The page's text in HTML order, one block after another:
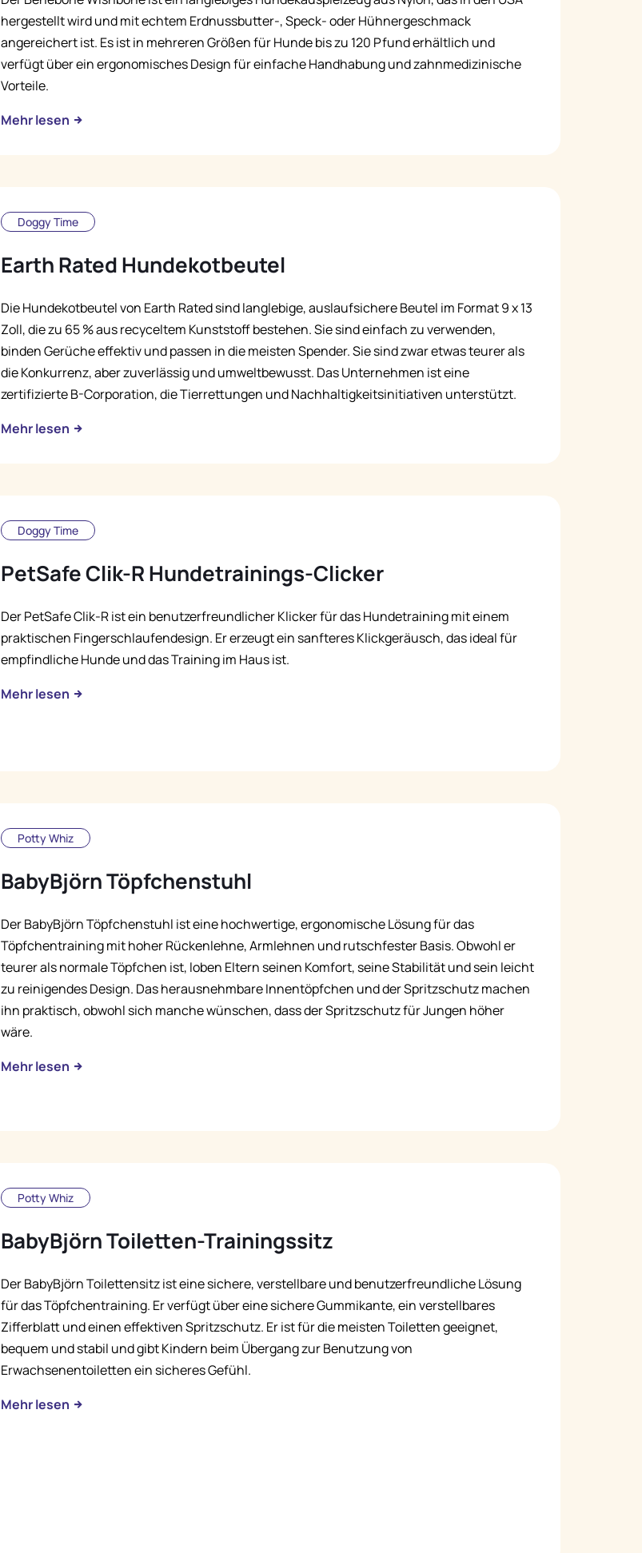
Italiano
hergestellt wird und mit echtem Erdnussbutter-, Speck- oder Hühnergeschmack
angereichert ist. Es ist in mehreren Größen für Hunde bis zu 120 Pfund erhältlich und
verfügt über ein ergonomisches Design für einfache Handhabung und zahnmedizinische
Vorteile.
Mehr lesen
Doggy Time
Earth Rated Hundekotbeutel
Die Hundekotbeutel von Earth Rated sind langlebige, auslaufsichere Beutel im Format 9 x 13
Zoll, die zu 65 % aus recyceltem Kunststoff bestehen. Sie sind einfach zu verwenden,
binden Gerüche effektiv und passen in die meisten Spender. Sie sind zwar etwas teurer als
die Konkurrenz, aber zuverlässig und umweltbewusst. Das Unternehmen ist eine
zertifizierte B-Corporation, die Tierrettungen und Nachhaltigkeitsinitiativen unterstützt.
Mehr lesen
Doggy Time
PetSafe Clik-R Hundetrainings-Clicker
Der PetSafe Clik-R ist ein benutzerfreundlicher Klicker für das Hundetraining mit einem
praktischen Fingerschlaufendesign. Er erzeugt ein sanfteres Klickgeräusch, das ideal für
empfindliche Hunde und das Training im Haus ist.
Mehr lesen
Potty Whiz
BabyBjörn Töpfchenstuhl
Der BabyBjörn Töpfchenstuhl ist eine hochwertige, ergonomische Lösung für das
Töpfchentraining mit hoher Rückenlehne, Armlehnen und rutschfester Basis. Obwohl er
teurer als normale Töpfchen ist, loben Eltern seinen Komfort, seine Stabilität und sein leicht
zu reinigendes Design. Das herausnehmbare Innentöpfchen und der Spritzschutz machen
ihn praktisch, obwohl sich manche wünschen, dass der Spritzschutz für Jungen höher
wäre.
Mehr lesen
Potty Whiz
BabyBjörn Toiletten-Trainingssitz
Der BabyBjörn Toilettensitz ist eine sichere, verstellbare und benutzerfreundliche Lösung
für das Töpfchentraining. Er verfügt über eine sichere Gummikante, ein verstellbares
Zifferblatt und einen effektiven Spritzschutz. Er ist für die meisten Toiletten geeignet,
bequem und stabil und gibt Kindern beim Übergang zur Benutzung von
Erwachsenentoiletten ein sicheres Gefühl.
Mehr lesen